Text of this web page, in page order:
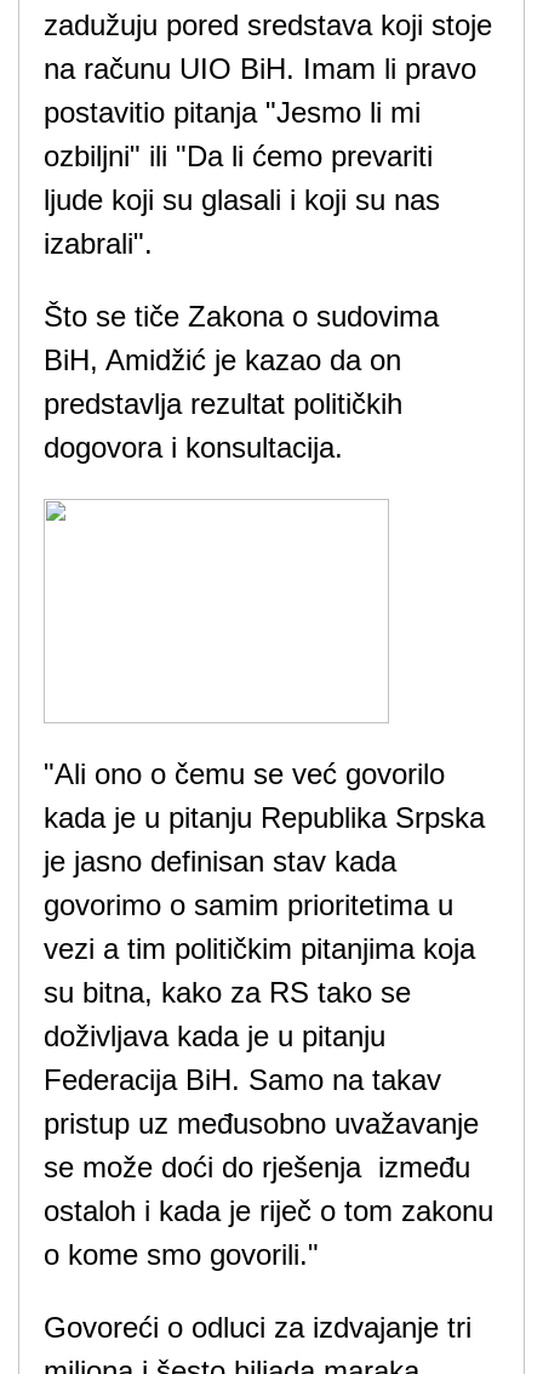
zadužuju pored sredstava koji stoje
na računu UIO BiH. Imam li pravo
postavitio pitanja "Jesmo li mi
ozbiljni" ili "Da li ćemo prevariti
ljude koji su glasali i koji su nas
izabrali".
Što se tiče Zakona o sudovima
BiH, Amidžić je kazao da on
predstavlja rezultat političkih
dogovora i konsultacija.
"Ali ono o čemu se već govorilo
kada je u pitanju Republika Srpska
je jasno definisan stav kada
govorimo o samim prioritetima u
vezi a tim političkim pitanjima koja
su bitna, kako za RS tako se
doživljava kada je u pitanju
Federacija BiH. Samo na takav
pristup uz međusobno uvažavanje
se može doći do rješenja između
ostaloh i kada je riječ o tom zakonu
o kome smo govorili."
Govoreći o odluci za izdvajanje tri